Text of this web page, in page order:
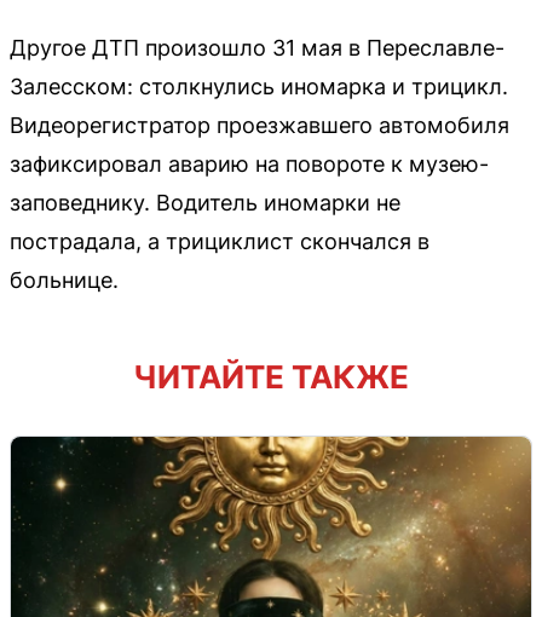
Другое ДТП произошло 31 мая в Переславле-
Залесском: столкнулись иномарка и трицикл.
Видеорегистратор проезжавшего автомобиля
зафиксировал аварию на повороте к музею-
заповеднику. Водитель иномарки не
пострадала, а трициклист скончался в
больнице.
ЧИТАЙТЕ ТАКЖЕ